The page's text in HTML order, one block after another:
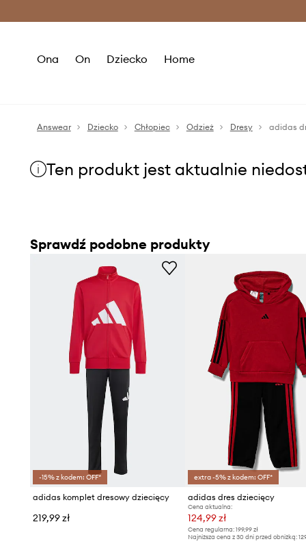
Ona On Dziecko Home
Answear Dziecko Chłopiec Odzież Dresy adidas
Ten produkt jest aktualnie
Sprawdź podobne produkty
-15% z kodem: OFF*
adidas komplet dresowy dziecięcy
219,99 zł
extra -5% z kodem: OFF*
adidas dres dziecięcy
Cena aktualna:
124,99 zł
Cena regularna:199,99 zł
Najniższa cena z 30 dni przed obniżką: